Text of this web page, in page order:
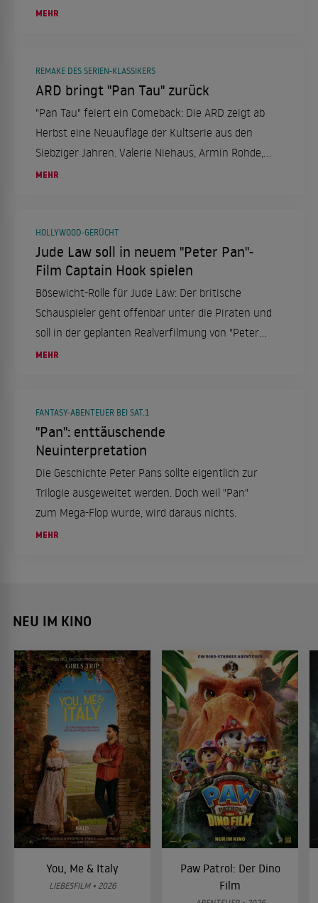
einer jüngeren und humorvollen Version des
MEHR
REMAKE DES SERIEN-KLASSIKERS
ARD bringt "Pan Tau" zurück
"Pan Tau" feiert ein Comeback: Die ARD zeigt ab
Herbst eine Neuauflage der Kultserie aus den
Siebziger Jahren. Valerie Niehaus, Armin Rohde,
Bettina Lamprecht, Sophie von Kessel, Katharina
MEHR
HOLLYWOOD-GERÜCHT
Jude Law soll in neuem "Peter Pan"-
Film Captain Hook spielen
Bösewicht-Rolle für Jude Law: Der britische
Schauspieler geht offenbar unter die Piraten und
soll in der geplanten Realverfilmung von "Peter
Pan" Captain Hook spielen.
MEHR
FANTASY-ABENTEUER BEI SAT.1
"Pan": enttäuschende
Neuinterpretation
Die Geschichte Peter Pans sollte eigentlich zur
Trilogie ausgeweitet werden. Doch weil "Pan"
zum Mega-Flop wurde, wird daraus nichts.
MEHR
NEU IM KINO
You, Me & Italy
LIEBESFILM • 2026
Paw Patrol: Der Dino
Film